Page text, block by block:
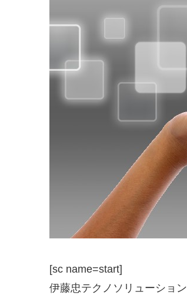
[sc name=start]
伊藤忠テクノソリューショ